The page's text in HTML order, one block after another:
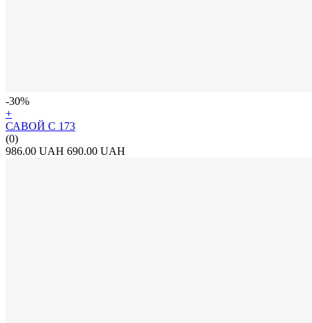
-30%
+
САВОЙ С 173
(0)
986.00 UAH 690.00 UAH